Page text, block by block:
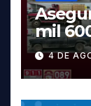
mil
y dos
Tula
4 DE